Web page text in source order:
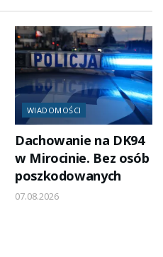
WIADOMOŚCI
Dachowanie na DK94
w Mirocinie. Bez osób
poszkodowanych
07.08.2026